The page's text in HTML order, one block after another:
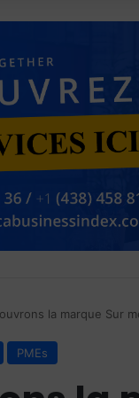
la marque Sur
PMEs